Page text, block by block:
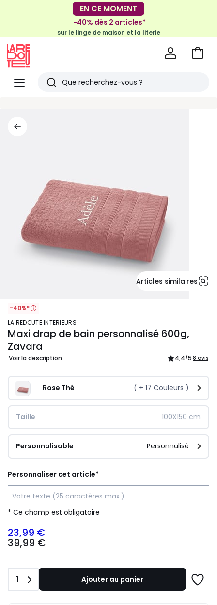
-30€ tous les 100€*
sur le meuble & la déco
EN CE MOMENT
-40% dès 2 articles*
sur le linge de maison et la literie
Menu
Redoute
Rechercher
Voir
Articles similaires
-40%*
LA REDOUTE INTERIEURS
Maxi drap de bain personnalisé 600g,
Zavara
Voir la description 4,4/5 8 avis
Rose Thé ( + 17 Couleurs )
Taille 100X150 cm
Personnalisable Personnalisé
Personnaliser cet article*
* Ce champ est obligatoire
39,99
€
programme
pour
23,99 €
39,99 €
Quantité
1 Ajouter au panier